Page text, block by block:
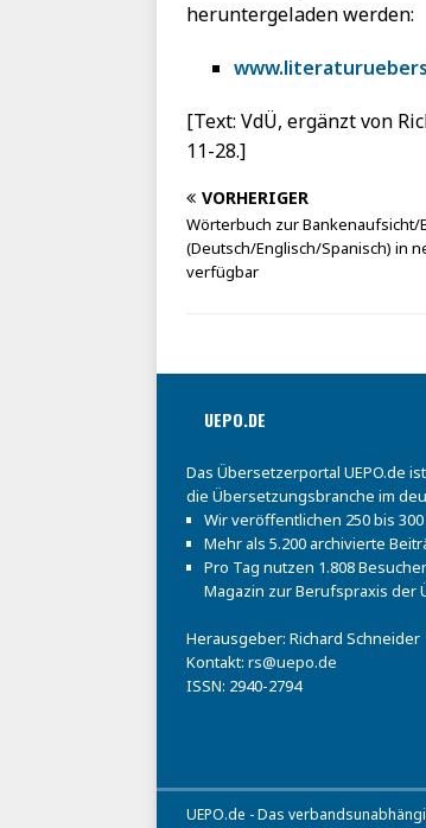
heruntergeladen werden:
[Text: VdÜ, ergänzt von
11-28.]
VORHERIGER
Wörterbuch zur Bankenaufsicht/
(Deutsch/Englisch/Spanisch) in
verfügbar
UEPO.DE
Das Übersetzerportal UEPO.de
die Übersetzungsbranche im
Wir veröffentlichen 250 bis 300
Mehr als 5.200 archivierte
Pro Tag nutzen 1.808
Magazin zur Berufspraxis der
Herausgeber: Richard Schneider
Kontakt: rs@uepo.de
ISSN: 2940-2794
UEPO.de - Das